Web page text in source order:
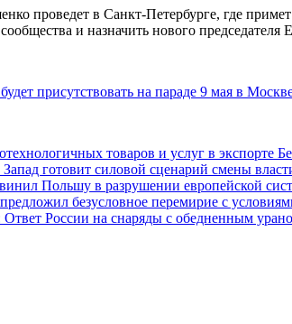
проведет в Санкт-Петербурге, где
и назначить нового
присутствовать на параде 9 мая в
товаров и услуг в экспорте
готовит силовой сценарий смены
Польшу в разрушении европейской
безусловное перемирие с
России на снаряды с обедненным